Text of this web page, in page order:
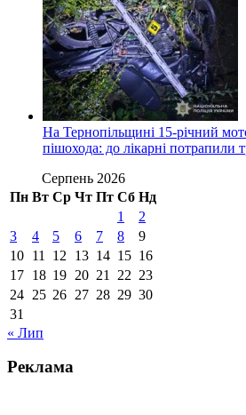
На Тернопільщині 15-річний
пішохода: до лікарні потрапили
Серпень 2026
Пн Вт Ср Чт Пт Сб Нд
1
2
3
4 5 6 7 8
9
10 11 12 13 14 15 16
17 18 19 20 21 22 23
24 25 26 27 28 29 30
31
« Лип
Реклама